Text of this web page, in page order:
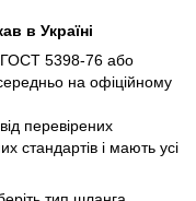
в Україні
ГОСТ 5398-76 або
на офіційному
перевірених
стандартів і мають усі